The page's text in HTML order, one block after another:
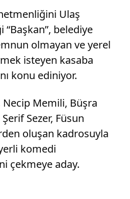
Ulaş
“Başkan”, belediye
olmayan ve yerel
isteyen kasaba
konu ediniyor.
Necip Memili, Büşra
Sezer, Füsun
oluşan kadrosuyla
komedi
çekmeye aday.